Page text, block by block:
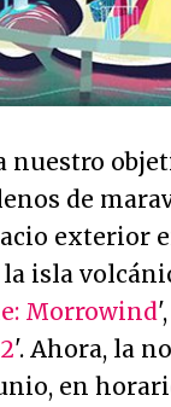
nuestro
de
exterior
la isla
Morrowind
'. Ahora, la
en